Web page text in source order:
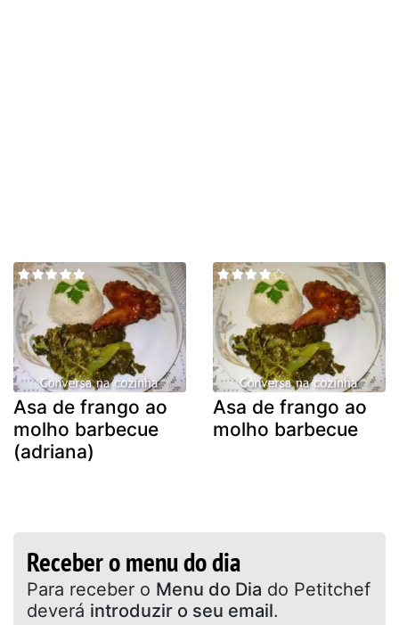
Asa de frango ao
molho barbecue
(adriana)
Asa de frango ao
molho barbecue
Receber o menu do dia
Para receber o Menu do Dia do Petitchef
deverá introduzir o seu email.